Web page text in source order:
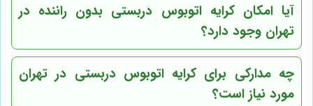
آیا امکان کرایه اتوبوس دربستی بدون راننده در
تهران وجود دارد؟
چه مدارکی برای کرایه اتوبوس دربستی در تهران
مورد نیاز است؟